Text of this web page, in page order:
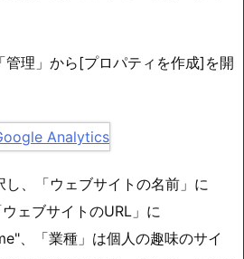
管理」から[プロパティを作成]を開
し、「ウェブサイトの名前」に
ェブサイトのURL」に
、「業種」は個人の趣味のサイ